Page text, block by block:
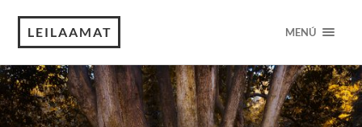
LEILAAMAT MENÚ